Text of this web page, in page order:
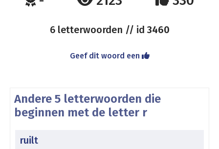
6 letterwoorden // id 3460
Geef dit woord een
Andere 5 letterwoorden die
beginnen met de letter r
ruilt